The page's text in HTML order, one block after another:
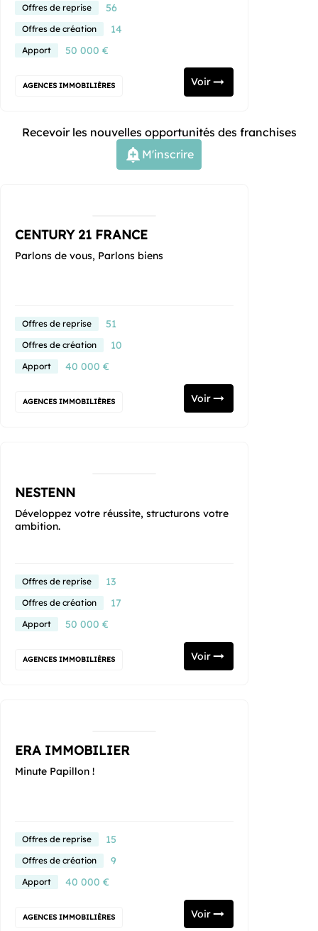
Recevoir les nouvelles opportunités des franchises
M'inscrire
Offres de reprise 56
Offres de création 14
Apport 50 000 €
AGENCES IMMOBILIÈRES Voir
CENTURY 21 FRANCE
Parlons de vous, Parlons biens
Offres de reprise 51
Offres de création 10
Apport 40 000 €
AGENCES IMMOBILIÈRES Voir
NESTENN
Développez votre réussite, structurons votre
ambition.
Offres de reprise 13
Offres de création 17
Apport 50 000 €
AGENCES IMMOBILIÈRES Voir
ERA IMMOBILIER
Minute Papillon !
Offres de reprise 15
Offres de création 9
Apport 40 000 €
AGENCES IMMOBILIÈRES Voir